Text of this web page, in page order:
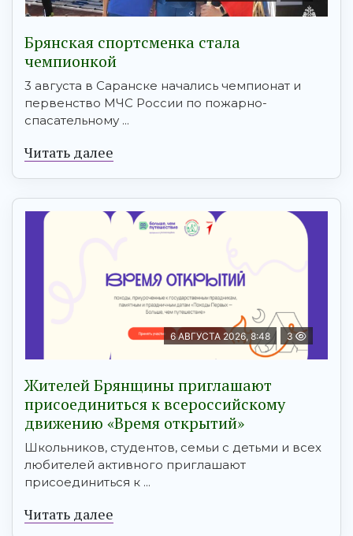
Брянская спортсменка стала
чемпионкой
3 августа в Саранске начались чемпионат и
первенство МЧС России по пожарно-
спасательному ...
Читать далее
6 АВГУСТА 2026, 8:48 3
Жителей Брянщины приглашают
присоединиться к всероссийскому
движению «Время открытий»
Школьников, студентов, семьи с детьми и всех
любителей активного приглашают
присоединиться к ...
Читать далее